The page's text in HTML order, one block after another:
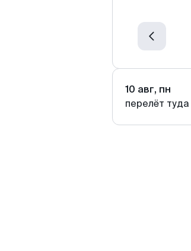
10 авг, пн
перелёт туда